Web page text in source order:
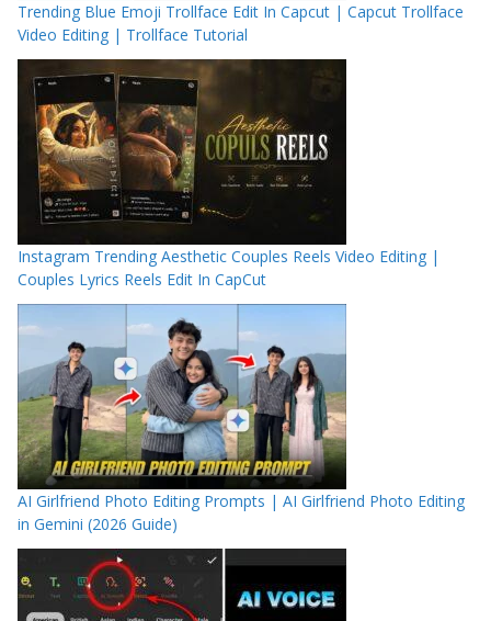
Trending Blue Emoji Trollface Edit In Capcut | Capcut Trollface
Video Editing | Trollface Tutorial
Instagram Trending Aesthetic Couples Reels Video Editing |
Couples Lyrics Reels Edit In CapCut
AI Girlfriend Photo Editing Prompts | AI Girlfriend Photo Editing
in Gemini (2026 Guide)